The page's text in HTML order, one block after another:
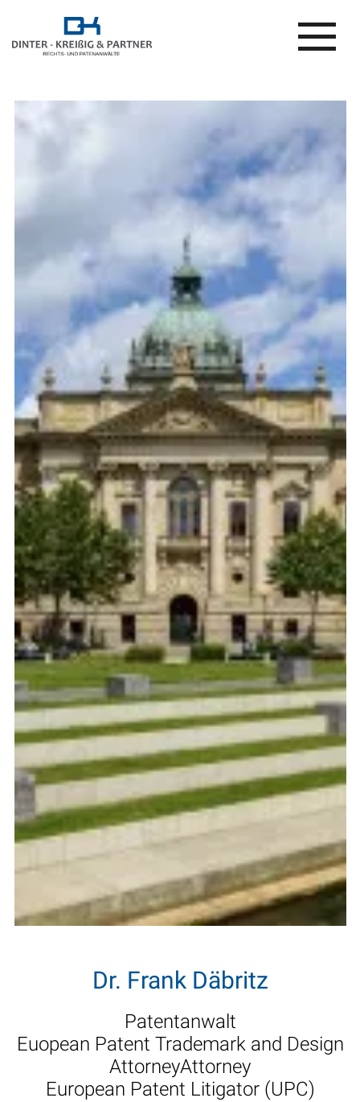
Dr. Frank Däbritz
Patentanwalt
Euopean Patent Trademark and Design
AttorneyAttorney
European Patent Litigator (UPC)